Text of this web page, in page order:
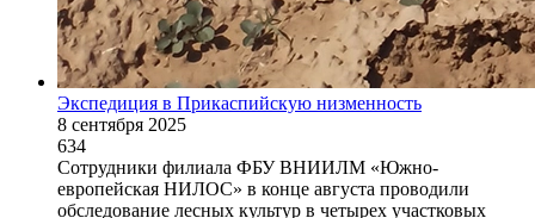
Экспедиция в Прикаспийскую низменность
8 сентября 2025
634
Сотрудники филиала ФБУ ВНИИЛМ «Южно-
европейская НИЛОС» в конце августа проводили
обследование лесных культур в четырех участковых